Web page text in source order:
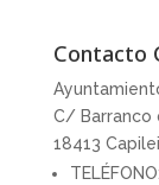
Contacto
C/ Barranco
18413
TELÉFONO: